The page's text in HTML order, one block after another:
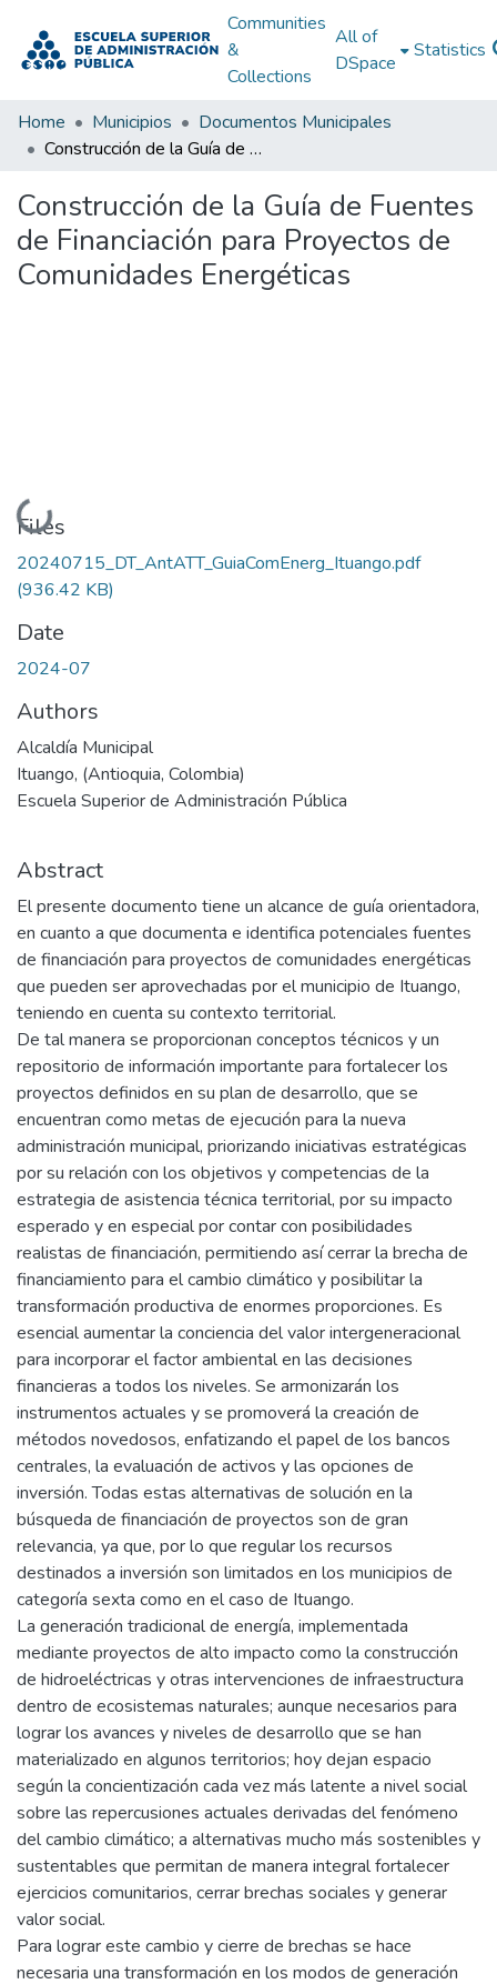
Communities
&
Collections
All of
DSpace
Statistics
Home Municipios
Documentos Municipales
Construcción de la Guía de Fuentes de Financiación para Proyectos de Comunidades Energéticas
Construcción de la Guía de Fuentes
de Financiación para Proyectos de
Comunidades Energéticas
Loading...
Files
20240715_DT_AntATT_GuiaComEnerg_Ituango.pdf
(936.42 KB)
Date
2024-07
Authors
Alcaldía Municipal
Ituango, (Antioquia, Colombia)
Escuela Superior de Administración Pública
Abstract
El presente documento tiene un alcance de guía orientadora,
en cuanto a que documenta e identifica potenciales fuentes
de financiación para proyectos de comunidades energéticas
que pueden ser aprovechadas por el municipio de Ituango,
teniendo en cuenta su contexto territorial.
De tal manera se proporcionan conceptos técnicos y un
repositorio de información importante para fortalecer los
proyectos definidos en su plan de desarrollo, que se
encuentran como metas de ejecución para la nueva
administración municipal, priorizando iniciativas estratégicas
por su relación con los objetivos y competencias de la
estrategia de asistencia técnica territorial, por su impacto
esperado y en especial por contar con posibilidades
realistas de financiación, permitiendo así cerrar la brecha de
financiamiento para el cambio climático y posibilitar la
transformación productiva de enormes proporciones. Es
esencial aumentar la conciencia del valor intergeneracional
para incorporar el factor ambiental en las decisiones
financieras a todos los niveles. Se armonizarán los
instrumentos actuales y se promoverá la creación de
métodos novedosos, enfatizando el papel de los bancos
centrales, la evaluación de activos y las opciones de
inversión. Todas estas alternativas de solución en la
búsqueda de financiación de proyectos son de gran
relevancia, ya que, por lo que regular los recursos
destinados a inversión son limitados en los municipios de
categoría sexta como en el caso de Ituango.
La generación tradicional de energía, implementada
mediante proyectos de alto impacto como la construcción
de hidroeléctricas y otras intervenciones de infraestructura
dentro de ecosistemas naturales; aunque necesarios para
lograr los avances y niveles de desarrollo que se han
materializado en algunos territorios; hoy dejan espacio
según la concientización cada vez más latente a nivel social
sobre las repercusiones actuales derivadas del fenómeno
del cambio climático; a alternativas mucho más sostenibles y
sustentables que permitan de manera integral fortalecer
ejercicios comunitarios, cerrar brechas sociales y generar
valor social.
Para lograr este cambio y cierre de brechas se hace
necesaria una transformación en los modos de generación